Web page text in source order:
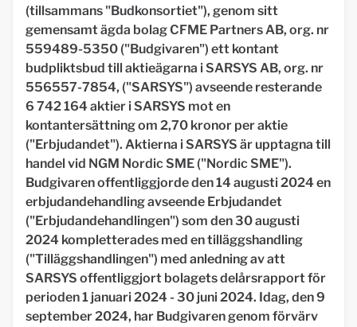
(tillsammans "Budkonsortiet"), genom sitt
gemensamt ägda bolag CFME Partners AB, org. nr
559489-5350 ("Budgivaren") ett kontant
budpliktsbud till aktieägarna i SARSYS AB, org. nr
556557-7854, ("SARSYS") avseende resterande
6 742 164 aktier i SARSYS mot en
kontantersättning om 2,70 kronor per aktie
("Erbjudandet"). Aktierna i SARSYS är upptagna till
handel vid NGM Nordic SME ("Nordic SME").
Budgivaren offentliggjorde den 14 augusti 2024 en
erbjudandehandling avseende Erbjudandet
("Erbjudandehandlingen") som den 30 augusti
2024 kompletterades med en tilläggshandling
("Tilläggshandlingen") med anledning av att
SARSYS offentliggjort bolagets delårsrapport för
perioden 1 januari 2024 - 30 juni 2024. Idag, den 9
september 2024, har Budgivaren genom förvärv